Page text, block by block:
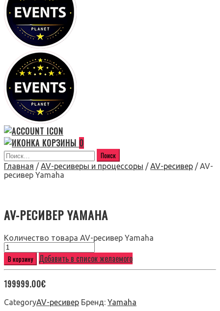
0
Главная / AV-ресиверы и процессоры / AV-ресивер / AV-
ресивер Yamaha
AV-РЕСИВЕР YAMAHA
Количество товара AV-ресивер Yamaha
В корзину Добавить в список желаемого
199999.00€
CategoryAV-ресивер Бренд: Yamaha